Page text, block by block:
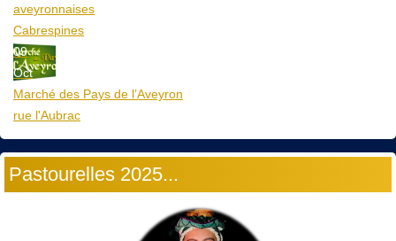
aveyronnaises
Cabrespines
09
Oct
Marché des Pays de l’Aveyron
rue l'Aubrac
Pastourelles 2025...